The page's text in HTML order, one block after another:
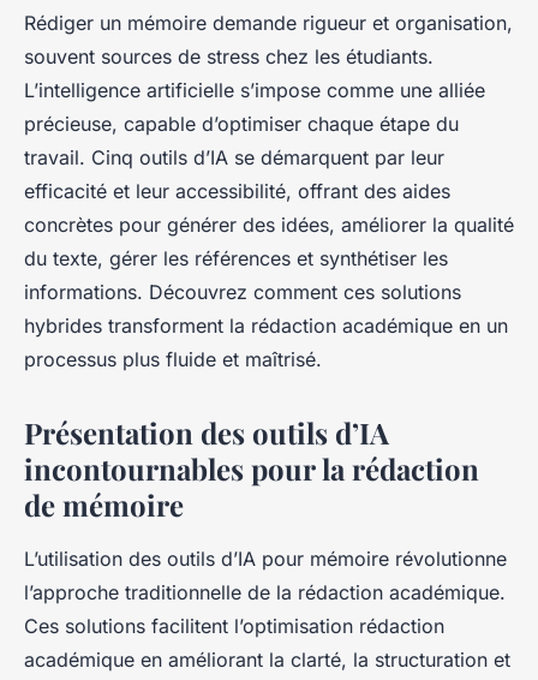
Rédiger un mémoire demande rigueur et organisation,
souvent sources de stress chez les étudiants.
L’intelligence artificielle s’impose comme une alliée
précieuse, capable d’optimiser chaque étape du
travail. Cinq outils d’IA se démarquent par leur
efficacité et leur accessibilité, offrant des aides
concrètes pour générer des idées, améliorer la qualité
du texte, gérer les références et synthétiser les
informations. Découvrez comment ces solutions
hybrides transforment la rédaction académique en un
processus plus fluide et maîtrisé.
Présentation des outils d’IA
incontournables pour la rédaction
de mémoire
L’utilisation des outils d’IA pour mémoire révolutionne
l’approche traditionnelle de la rédaction académique.
Ces solutions facilitent l’optimisation rédaction
académique en améliorant la clarté, la structuration et